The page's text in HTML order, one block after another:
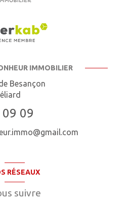
IMMOBILIER
Besançon
09
RÉSEAUX
suivre